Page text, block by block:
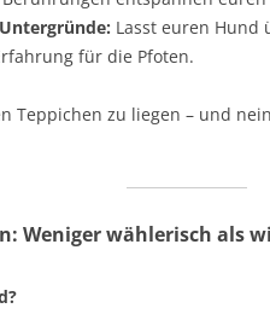
Lasst euren Hund
für die Pfoten.
Teppichen zu liegen – und
Weniger wählerisch als